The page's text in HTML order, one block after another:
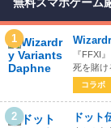
1
『FFXI
死を賭け
コラボ
2 ドット